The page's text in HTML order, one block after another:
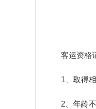
客运资格
1、取得
2、年龄